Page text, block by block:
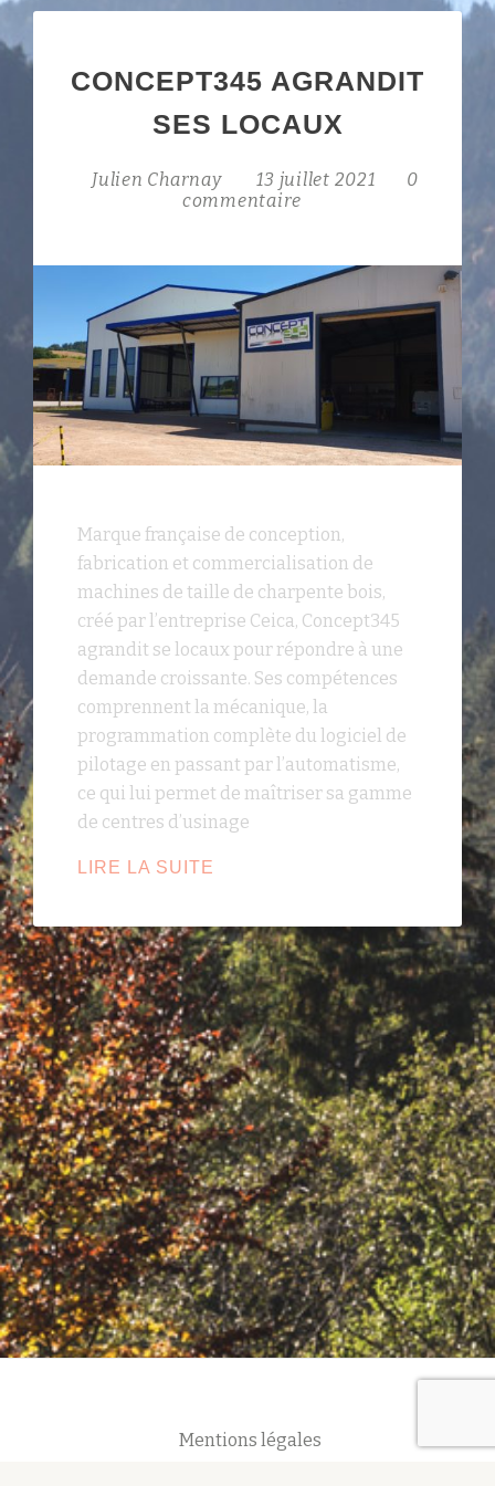
CONCEPT345 AGRANDIT
SES LOCAUX
Julien Charnay 13 juillet 2021
0
commentaire
Marque française de conception,
fabrication et commercialisation de
machines de taille de charpente bois,
créé par l’entreprise Ceica, Concept345
agrandit se locaux pour répondre à une
demande croissante. Ses compétences
comprennent la mécanique, la
programmation complète du logiciel de
pilotage en passant par l’automatisme,
ce qui lui permet de maîtriser sa gamme
de centres d’usinage
LIRE LA SUITE
SES
LOCAUX
Mentions légales